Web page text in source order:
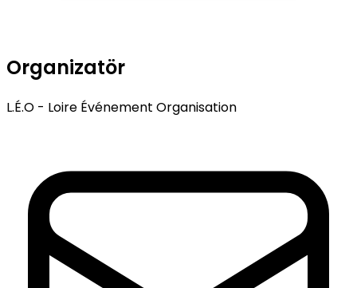
Organizatör
L.É.O - Loire Événement Organisation